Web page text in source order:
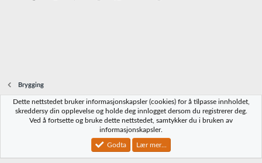
Brygging
Norbrygg-default
Vilkår og regler Personvernregler
Community platform by XenForo® © 2010-2023 XenForo Ltd.
Dette nettstedet bruker informasjonskapsler (cookies) for å tilpasse innholdet,
skreddersy din opplevelse og holde deg innlogget dersom du registrerer deg.
Ved å fortsette og bruke dette nettstedet, samtykker du i bruken av
informasjonskapsler.
Godta Lær mer...